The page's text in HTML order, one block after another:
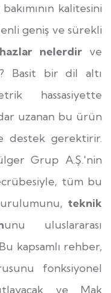
kalitesini
geniş ve sürekli
nelerdir ve
Basit bir dil altı
hassasiyette
uzanan bu ürün
destek gerektirir.
Grup A.Ş.'nin
tüm bu
teknik
unu uluslararası
kapsamlı rehber,
fonksiyonel
ve Mak